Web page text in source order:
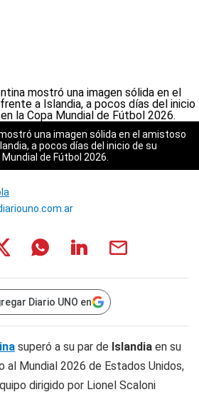
una imagen sólida en el amistoso
a pocos días del inicio de su
de Fútbol 2026.
Diario UNO en
superó a su par de Islandia en su
al Mundial 2026 de Estados Unidos,
dirigido por Lionel Scaloni